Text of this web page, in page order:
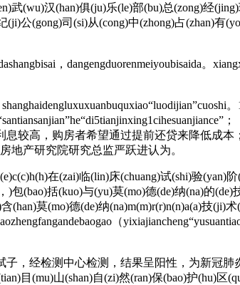
汉(han)俱(ju)乐(le)部(bu)总(zong)经(jing)
公(gong)司(si)从(cong)中(zhong)占(zhan)有
，dangengduorenmeiyoubisaida。
。
；
息较高，购房者希望通过提前还贷来降低成
地产研究院研究总监严跃进认为。
在(zai)临(lin)床(chuang)试(shi)验(yan)阶
(bao)括(kuo)与(yu)莫(mo)德(de)纳(na)的(de)
莫(mo)德(de)纳(na)m(m)r(r)n(n)a(a)技(ji)
（
，经检测中心检测，结果呈阳性，为新冠肺
(mu)山(shan)自(zi)然(ran)保(bao)护(hu)区